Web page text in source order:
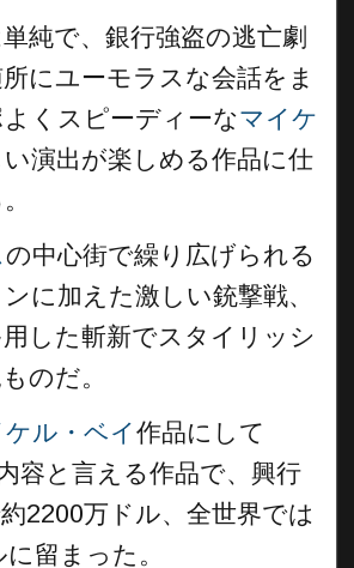
純で、銀行強盗の逃亡劇
にユーモラスな会話をま
くスピーディーなマイケ
い演出が楽しめる作品に仕
の中心街で繰り広げられる
に加えた激しい銃撃戦、
用した斬新でスタイリッシ
のだ。
ル・ベイ作品にして
容と言える作品で、興行
2200万ドル、全世界では
留まった。